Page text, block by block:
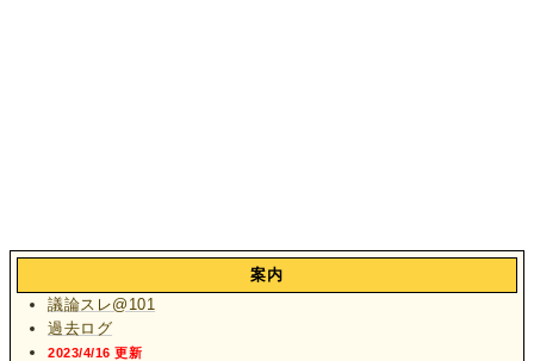
案内
議論スレ@101
過去ログ
2023/4/16 更新